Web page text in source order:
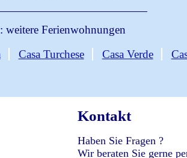
weitere Ferienwohnungen
Casa Turchese Casa Verde
Kontakt
Haben Sie Fragen ?
Wir beraten Sie gerne